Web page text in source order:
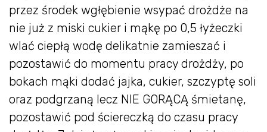
przez środek wgłębienie wsypać drożdże na
nie już z miski cukier i mąkę po 0,5 łyżeczki
wlać ciepłą wodę delikatnie zamieszać i
pozostawić do momentu pracy drożdży, po
bokach mąki dodać jajka, cukier, szczyptę soli
oraz podgrzaną lecz NIE GORĄCĄ śmietanę,
pozostawić pod ściereczką do czasu pracy